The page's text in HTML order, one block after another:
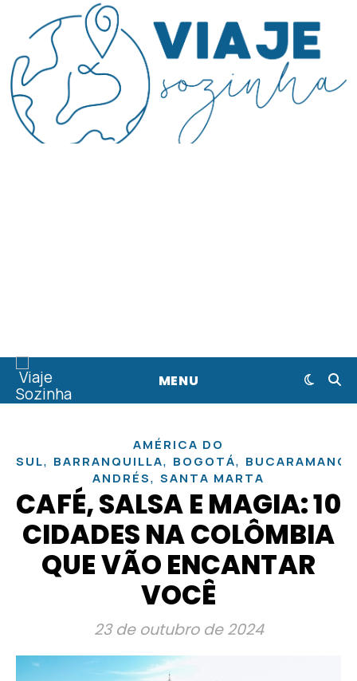
MENU
AMÉRICA DO
SUL, BARRANQUILLA, BOGOTÁ, BUCARAMANGA
ANDRÉS, SANTA MARTA
CAFÉ, SALSA E MAGIA: 10
CIDADES NA COLÔMBIA
QUE VÃO ENCANTAR
VOCÊ
23 de outubro de 2024